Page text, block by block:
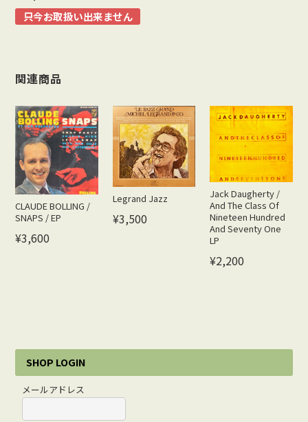
只今お取扱い出来ません
関連商品
CLAUDE BOLLING /
SNAPS / EP
¥3,600
Legrand Jazz
¥3,500
Jack Daugherty /
And The Class Of
Nineteen Hundred
And Seventy One
LP
¥2,200
SHOP LOGIN
メールアドレス